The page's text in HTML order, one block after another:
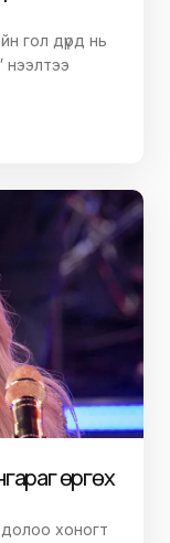
гол дүрд нь
нээлтээ
өргөх
хоногт